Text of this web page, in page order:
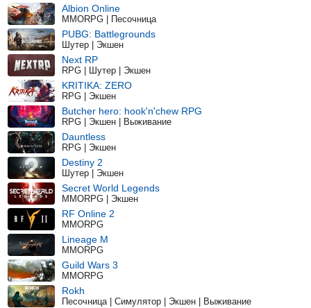
Albion Online
MMORPG | Песочница
PUBG: Battlegrounds
Шутер | Экшен
Next RP
RPG | Шутер | Экшен
KRITIKA: ZERO
RPG | Экшен
Butcher hero: hook'n'chew RPG
RPG | Экшен | Выживание
Dauntless
RPG | Экшен
Destiny 2
Шутер | Экшен
Secret World Legends
MMORPG | Экшен
RF Online 2
MMORPG
Lineage M
MMORPG
Guild Wars 3
MMORPG
Rokh
Песочница | Симулятор | Экшен | Выживание